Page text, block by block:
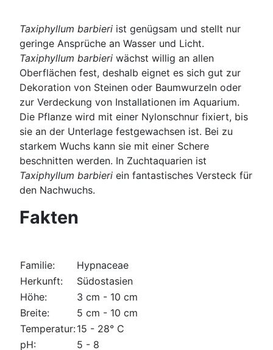
Taxiphyllum barbieri ist genügsam und stellt nur
geringe Ansprüche an Wasser und Licht.
Taxiphyllum barbieri wächst willig an allen
Oberflächen fest, deshalb eignet es sich gut zur
Dekoration von Steinen oder Baumwurzeln oder
zur Verdeckung von Installationen im Aquarium.
Die Pflanze wird mit einer Nylonschnur fixiert, bis
sie an der Unterlage festgewachsen ist. Bei zu
starkem Wuchs kann sie mit einer Schere
beschnitten werden. In Zuchtaquarien ist
Taxiphyllum barbieri ein fantastisches Versteck für
den Nachwuchs.
Fakten
Familie:
Hypnaceae
Herkunft:
Südostasien
Höhe:
3 cm - 10 cm
Breite:
5 cm - 10 cm
Temperatur:15 - 28° C
pH:
5 - 8